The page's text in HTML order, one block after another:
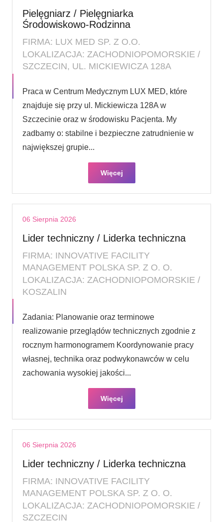
Pielęgniarz / Pielęgniarka
Środowiskowo-Rodzinna
FIRMA: LUX MED SP. Z O.O.
LOKALIZACJA: ZACHODNIOPOMORSKIE /
SZCZECIN, UL. MICKIEWICZA 128A
Praca w Centrum Medycznym LUX MED, które
znajduje się przy ul. Mickiewicza 128A w
Szczecinie oraz w środowisku Pacjenta. My
zadbamy o: stabilne i bezpieczne zatrudnienie w
największej grupie...
Więcej
06 Sierpnia 2026
Lider techniczny / Liderka techniczna
FIRMA: INNOVATIVE FACILITY
MANAGEMENT POLSKA SP. Z O. O.
LOKALIZACJA: ZACHODNIOPOMORSKIE /
KOSZALIN
Zadania: Planowanie oraz terminowe
realizowanie przeglądów technicznych zgodnie z
rocznym harmonogramem Koordynowanie pracy
własnej, technika oraz podwykonawców w celu
zachowania wysokiej jakości...
Więcej
06 Sierpnia 2026
Lider techniczny / Liderka techniczna
FIRMA: INNOVATIVE FACILITY
MANAGEMENT POLSKA SP. Z O. O.
LOKALIZACJA: ZACHODNIOPOMORSKIE /
SZCZECIN